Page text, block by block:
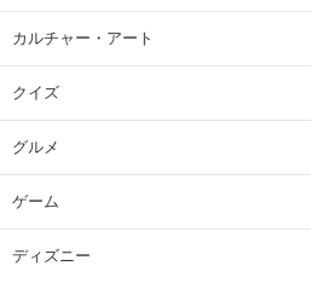
カルチャー・アート
クイズ
グルメ
ゲーム
ディズニー